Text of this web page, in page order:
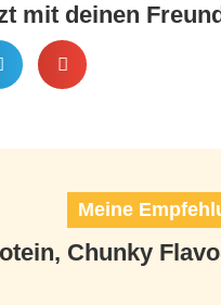
mit deinen
Meine
Chunky